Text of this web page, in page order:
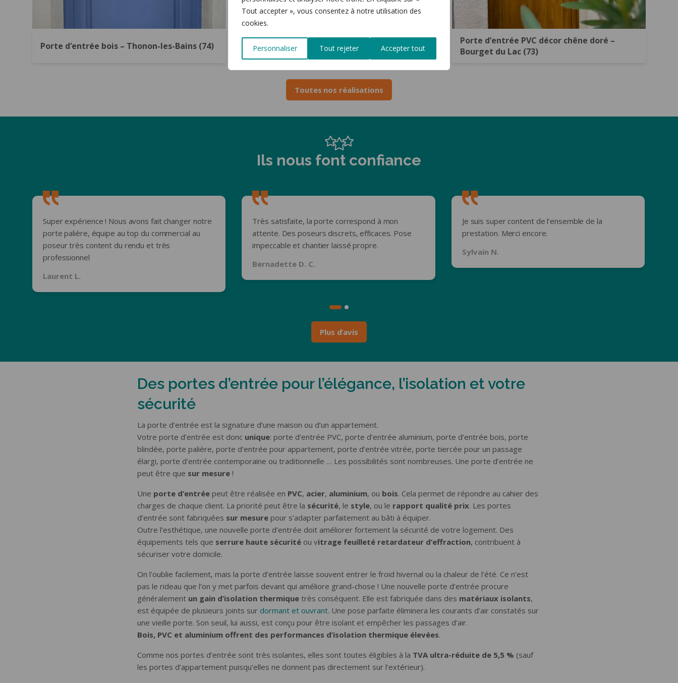
Tout accepter », vous consentez à notre utilisation des
cookies.
Personnaliser Tout rejeter Accepter tout
Porte d’entrée bois – Thonon-les-Bains (74) Porte d’entrée acier – Cornier (74)
Porte d’entrée PVC décor chêne doré –
Bourget du Lac (73)
Toutes nos réalisations
Ils nous font confiance
Super expérience ! Nous avons fait changer notre
porte palière, équipe au top du commercial au
poseur très content du rendu et très
professionnel
Laurent L.
Très satisfaite, la porte correspond à mon
attente. Des poseurs discrets, efficaces. Pose
impeccable et chantier laissé propre.
Bernadette D. C.
Je suis super content de l’ensemble de la
prestation. Merci encore.
Sylvain N.
Plus d’avis
Des portes d’entrée pour l’élégance, l’isolation et votre
sécurité
La porte d’entrée est la signature d’une maison ou d’un appartement.
Votre porte d’entrée est donc unique: porte d’entrée PVC, porte d’entrée aluminium, porte d’entrée bois, porte
blindée, porte palière, porte d’entrée pour appartement, porte d’entrée vitrée, porte tiercée pour un passage
élargi, porte d’entrée contemporaine ou traditionnelle … Les possibilités sont nombreuses. Une porte d’entrée ne
peut être que sur mesure !
Une porte d’entrée peut être réalisée en PVC, acier, aluminium, ou bois. Cela permet de répondre au cahier des
charges de chaque client. La priorité peut être la sécurité, le style, ou le rapport qualité prix. Les portes
d’entrée sont fabriquées sur mesure pour s’adapter parfaitement au bâti à équiper.
Outre l’esthétique, une nouvelle porte d’entrée doit améliorer fortement la sécurité de votre logement. Des
équipements tels que serrure haute sécurité ou vitrage feuilleté retardateur d’effraction, contribuent à
sécuriser votre domicile.
On l’oublie facilement, mais la porte d’entrée laisse souvent entrer le froid hivernal ou la chaleur de l’été. Ce n’est
pas le rideau que l’on y met parfois devant qui améliore grand-chose ! Une nouvelle porte d’entrée procure
généralement un gain d’isolation thermique très conséquent. Elle est fabriquée dans des matériaux isolants,
est équipée de plusieurs joints sur dormant et ouvrant. Une pose parfaite éliminera les courants d’air constatés sur
une vieille porte. Son seuil, lui aussi, est conçu pour être isolant et empêcher les passages d’air.
Bois, PVC et aluminium offrent des performances d’isolation thermique élevées.
Comme nos portes d’entrée sont très isolantes, elles sont toutes éligibles à la TVA ultra-réduite de 5,5 % (sauf
les portes d’appartement puisqu’elles ne donnent pas directement sur l’extérieur).